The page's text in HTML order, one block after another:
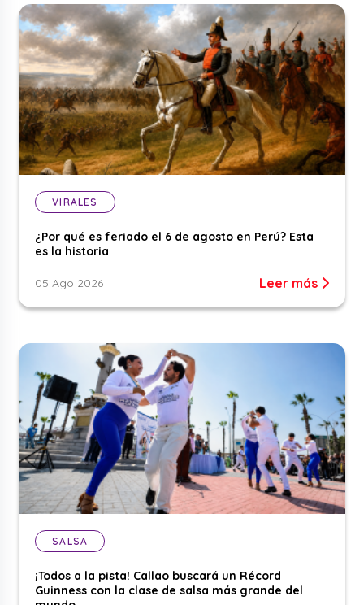
VIRALES
¿Por qué es feriado el 6 de agosto en Perú? Esta
es la historia
05 Ago 2026 Leer más
SALSA
¡Todos a la pista! Callao buscará un Récord
Guinness con la clase de salsa más grande del